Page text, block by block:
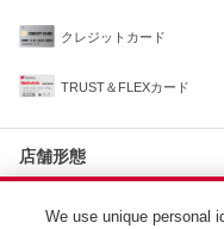
クレジットカード
TRUST＆FLEXカード
店舗形態
We use unique personal